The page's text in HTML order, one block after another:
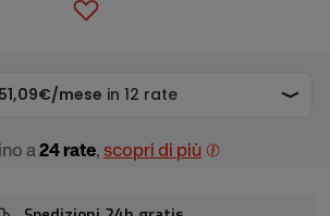
a 24 rate, scopri di più